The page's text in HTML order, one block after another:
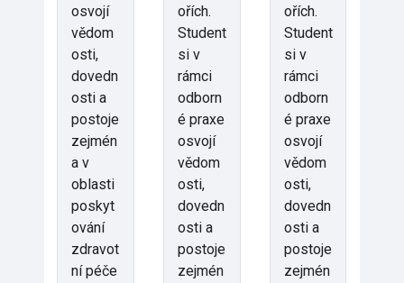
osvojí
vědom
osti,
dovedn
osti a
postoje
zejmén
a v
oblasti
poskyt
ování
zdravot
ní péče
ořích.
Student
si v
rámci
odborn
é praxe
osvojí
vědom
osti,
dovedn
osti a
postoje
zejmén
ořích.
Student
si v
rámci
odborn
é praxe
osvojí
vědom
osti,
dovedn
osti a
postoje
zejmén